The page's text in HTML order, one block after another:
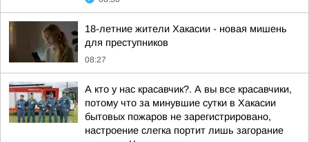
18-летние жители Хакасии - новая мишень
для преступников
08:27
А кто у нас красавчик?. А вы все красавчики,
потому что за минувшие сутки в Хакасии
бытовых пожаров не зарегистрировано,
настроение слегка портит лишь загорание